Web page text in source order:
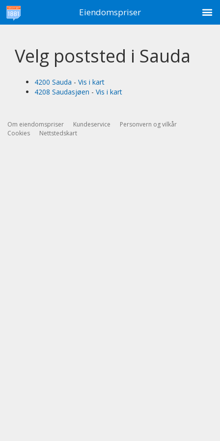
Eiendomspriser
Velg poststed i Sauda
4200 Sauda - Vis i kart
4208 Saudasjøen - Vis i kart
Om eiendomspriser Kundeservice
Personvern og vilkår
Cookies
Nettstedskart